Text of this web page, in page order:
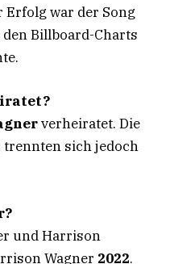
war der Song
den Billboard-Charts
verheiratet. Die
trennten sich jedoch
und Harrison
Wagner 2022.